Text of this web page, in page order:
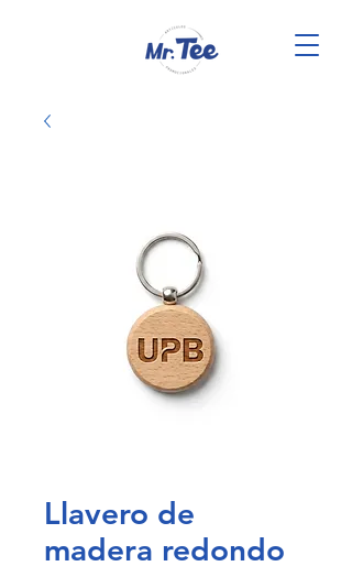
Llavero de
madera redondo